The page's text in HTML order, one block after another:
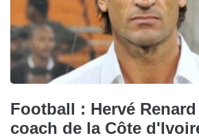
Football : Hervé
coach de la Côte